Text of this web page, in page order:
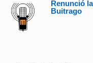
Renunció
Buitrago